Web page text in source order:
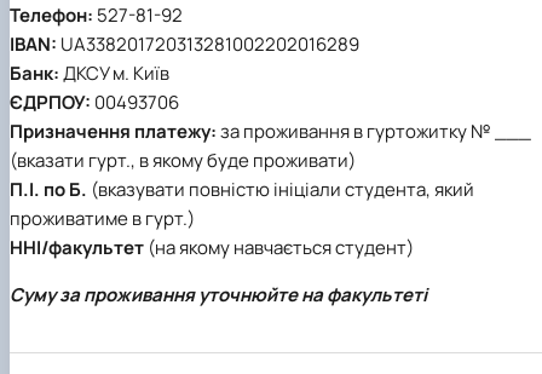
Телефон: 527-81-92
IBAN: UA338201720313281002202016289
Банк:ДКСУ м. Київ
ЄДРПОУ: 00493706
Призначення платежу:за проживання в гуртожитку № ___
(вказати гурт., в якому буде проживати)
П.І. по Б. (вказувати повністю ініціали студента, який
проживатиме в гурт.)
ННІ/факультет (на якому навчається студент)
Суму за проживання уточнюйте на факультеті